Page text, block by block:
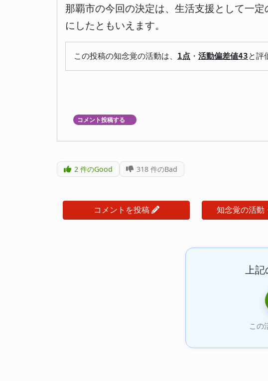
那覇市の今回の決定は、生活支援として一定
にしたともいえます。
この投稿の知念覚の活動は、 1点 ・ 活動偏差値43と評
コメント投稿する
2 件のGood 318 件のBad
コメントを投稿 知念覚の活動
上記
この